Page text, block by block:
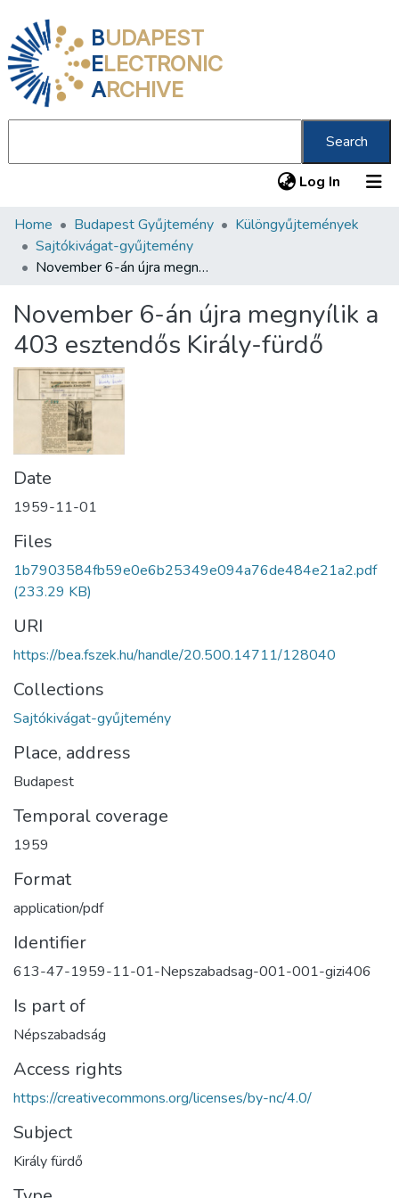
BUDAPEST
ELECTRONIC
ARCHIVE
Search
Log In (current)
Communities & Collections
All of DSpace
About us
Home Budapest Gyűjtemény
Különgyűjtemények
Sajtókivágat-gyűjtemény
November 6-án újra megnyílik a 403 esztendős Király-fürdő
November 6-án újra megnyílik a
403 esztendős Király-fürdő
Date
1959-11-01
Files
1b7903584fb59e0e6b25349e094a76de484e21a2.pdf
(233.29 KB)
URI
https://bea.fszek.hu/handle/20.500.14711/128040
Collections
Sajtókivágat-gyűjtemény
Place, address
Budapest
Temporal coverage
1959
Format
application/pdf
Identifier
613-47-1959-11-01-Nepszabadsag-001-001-gizi406
Is part of
Népszabadság
Access rights
https://creativecommons.org/licenses/by-nc/4.0/
Subject
Király fürdő